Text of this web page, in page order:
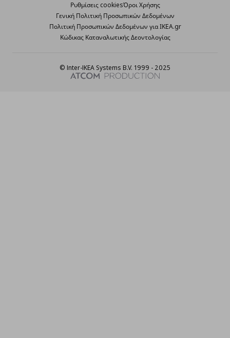
Ρυθμίσεις cookiesΌροι Χρήσης
Γενική Πολιτική Προσωπικών Δεδομένων
Πολιτική Προσωπικών Δεδομένων για ΙΚΕΑ.gr
Κώδικας Καταναλωτικής Δεοντολογίας
© Inter-IKEA Systems B.V. 1999 - 2025